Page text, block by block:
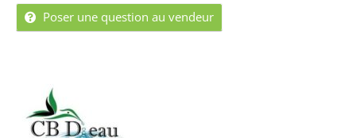
Poser une question au vendeur